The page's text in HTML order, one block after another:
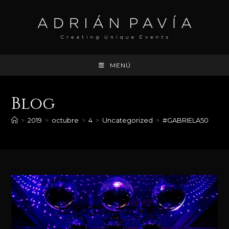
MENÚ
Blog
> 2019 > octubre > 4 > Uncategorized > #GABRIELA50